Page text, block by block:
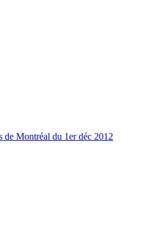
de Montréal du 1er déc 2012